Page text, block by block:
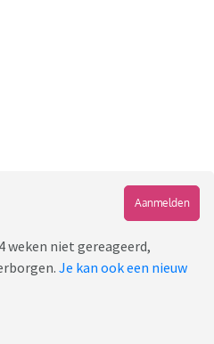
Aanmelden
weken niet gereageerd,
Je kan ook een nieuw